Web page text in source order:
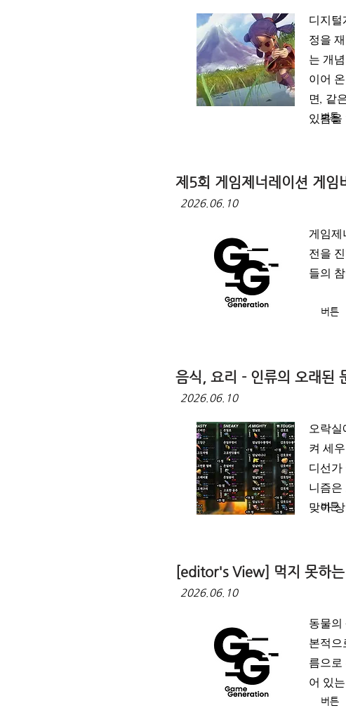
디지털
정을
는 개
이어
면, 같
있음을
제5회 게임제너레이션 게임
2026.06.10
게임제
전을
들의
음식, 요리 - 인류의 오래된
2026.06.10
오락실
켜 세
디선가
니즘은
맞아
버튼
[editor's View] 먹지 못하는
2026.06.10
동물의
본적으
름으로
어 있
버튼
버튼
버튼